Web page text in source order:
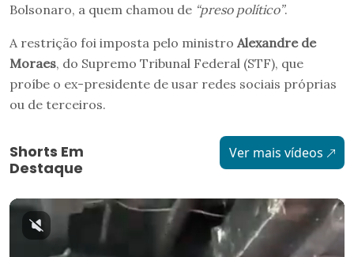
Bolsonaro, a quem chamou de “preso político”.
A restrição foi imposta pelo ministro Alexandre de
Moraes, do Supremo Tribunal Federal (STF), que
proíbe o ex-presidente de usar redes sociais próprias
ou de terceiros.
Shorts Em
Destaque
Ver mais vídeos